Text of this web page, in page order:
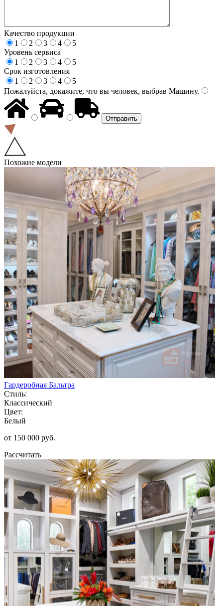
Качество продукции
1
2 3 4
5
Уровень сервиса
1
2 3 4
5
Срок изготовления
1
2 3 4
5
Пожалуйста, докажите, что вы человек, выбрав Машину.
Похожие модели
Гардеробная Бальтра
Стиль:
Классический
Цвет:
Белый
от 150 000 руб.
Рассчитать